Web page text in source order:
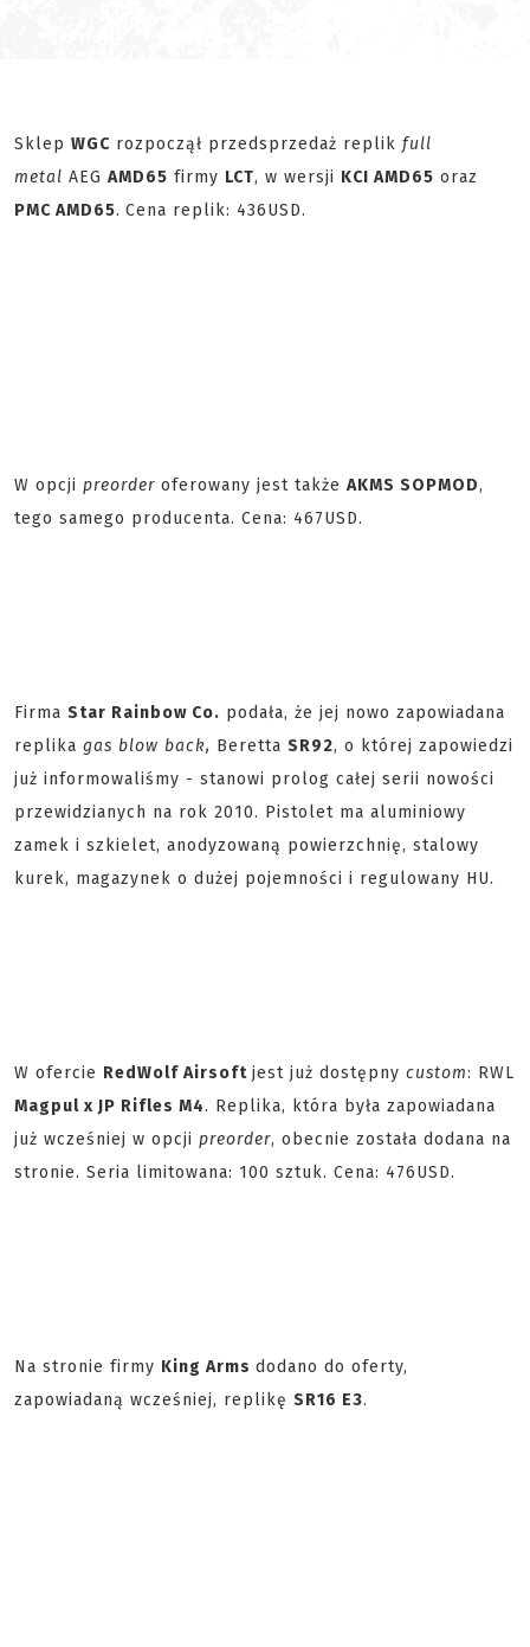
Sklep WGC rozpoczął przedsprzedaż replik full
metal AEG AMD65 firmy LCT, w wersji KCI AMD65 oraz
PMC AMD65. Cena replik: 436USD.
W opcji preorder oferowany jest także AKMS SOPMOD,
tego samego producenta. Cena: 467USD.
Firma Star Rainbow Co. podała, że jej nowo zapowiadana
replika gas blow back, Beretta SR92, o której zapowiedzi
już informowaliśmy - stanowi prolog całej serii nowości
przewidzianych na rok 2010. Pistolet ma aluminiowy
zamek i szkielet, anodyzowaną powierzchnię, stalowy
kurek, magazynek o dużej pojemności i regulowany HU.
W ofercie RedWolf Airsoft jest już dostępny custom: RWL
Magpul x JP Rifles M4. Replika, która była zapowiadana
już wcześniej w opcji preorder, obecnie została dodana na
stronie. Seria limitowana: 100 sztuk. Cena: 476USD.
Na stronie firmy King Arms dodano do oferty,
zapowiadaną wcześniej, replikę SR16 E3.